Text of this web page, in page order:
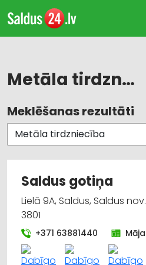
Metāla tirdzniecība
Visas nozares
Būvmateriālu,
Metālapstrāde
Apdares materiāli:
Meklēšanas rezultāti
Saldus gotiņa
Lielā 9A, Saldus, Saldus
3801
+371 63881440